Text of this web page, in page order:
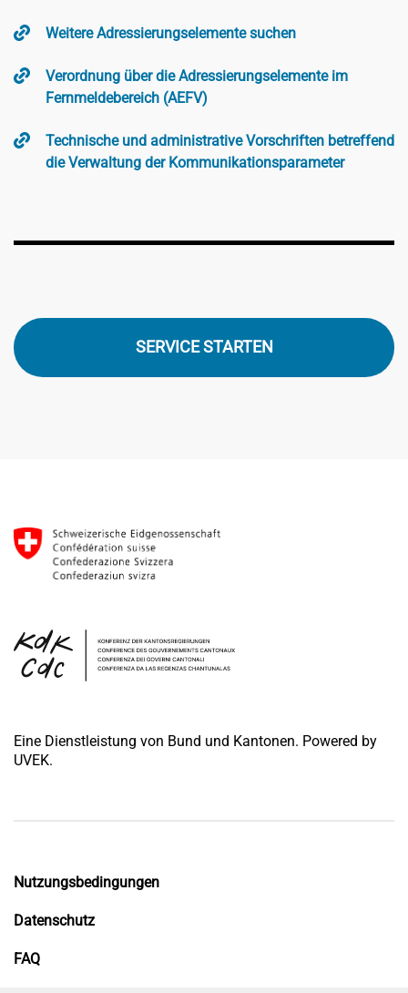
Weitere Adressierungselemente suchen
Verordnung über die Adressierungselemente im
Fernmeldebereich (AEFV)
Technische und administrative Vorschriften betreffend
die Verwaltung der Kommunikationsparameter
SERVICE STARTEN
Eine Dienstleistung von Bund und Kantonen. Powered by
UVEK.
Nutzungsbedingungen
Datenschutz
FAQ